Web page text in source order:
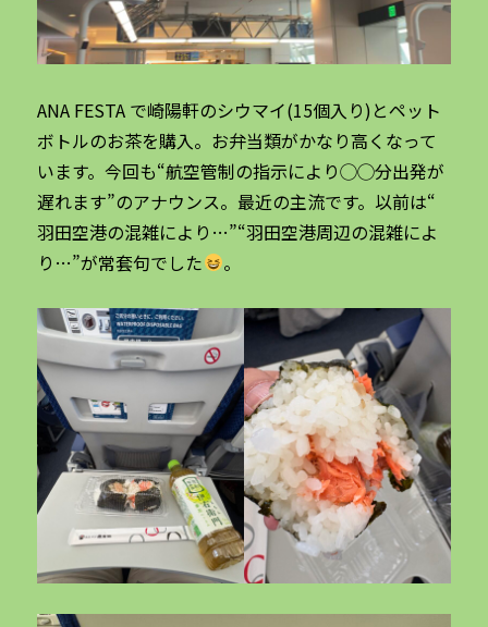
ANA FESTA で崎陽軒のシウマイ(15個入り)とペット
ボトルのお茶を購入。お弁当類がかなり高くなって
います。今回も“航空管制の指示により◯◯分出発が
遅れます”のアナウンス。最近の主流です。以前は“
羽田空港の混雑により…”“羽田空港周辺の混雑によ
り…”が常套句でした
。